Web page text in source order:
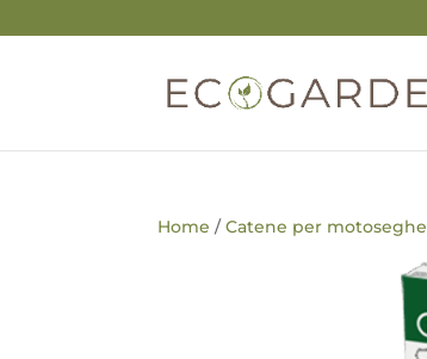
Home /Catene per motoseghe